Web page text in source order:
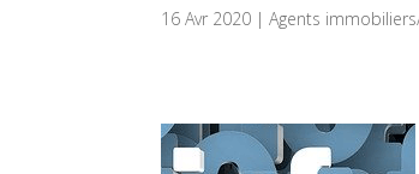
16 Avr 2020 |Agents